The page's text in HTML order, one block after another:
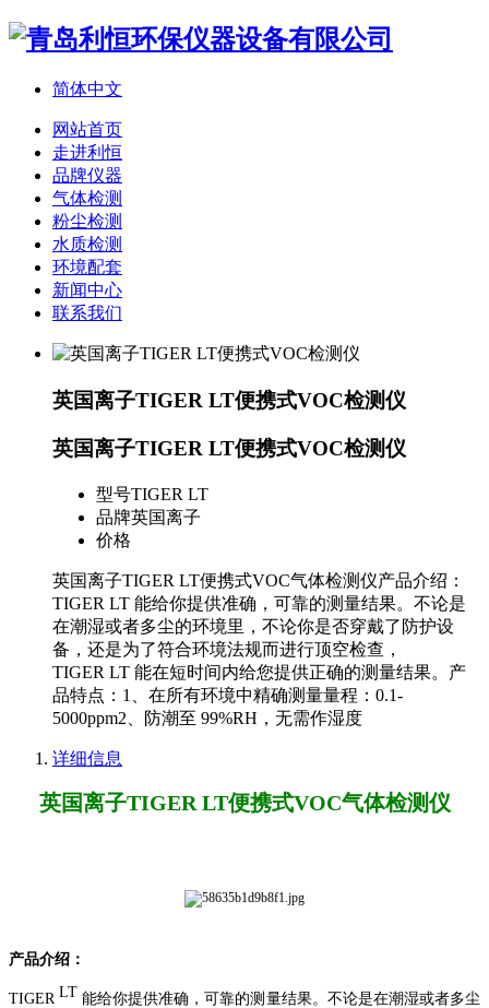
简体中文
网站首页
走进利恒
品牌仪器
气体检测
粉尘检测
水质检测
环境配套
新闻中心
联系我们
英国离子TIGER LT便携式VOC检测仪
英国离子TIGER LT便携式VOC检测仪
型号TIGER LT
品牌英国离子
价格
英国离子TIGER LT便携式VOC气体检测仪产品介绍：
TIGER LT 能给你提供准确，可靠的测量结果。不论是
在潮湿或者多尘的环境里，不论你是否穿戴了防护设
备，还是为了符合环境法规而进行顶空检查，
TIGER LT 能在短时间内给您提供正确的测量结果。产
品特点：1、在所有环境中精确测量量程：0.1-
5000ppm2、防潮至 99%RH，无需作湿度
详细信息
英国离子TIGER LT便携式VOC气体检测仪
产品介绍：
TIGER LT 能给你提供准确，可靠的测量结果。不论是在潮湿或者多尘